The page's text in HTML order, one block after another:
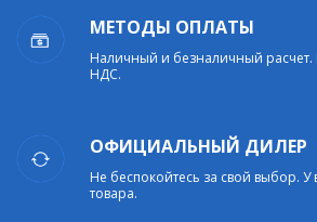
МЕТОДЫ ОПЛАТЫ
Наличный и безналичный расчет.
НДС.
ОФИЦИАЛЬНЫЙ ДИЛЕР
Не беспокойтесь за свой выбор.
товара.